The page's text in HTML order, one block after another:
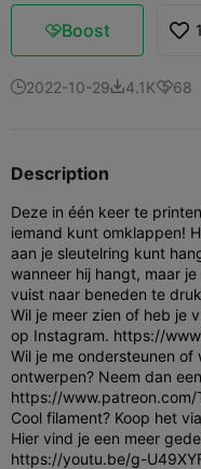
Boost
2022-10-294.1K68
Description
Deze in één keer te
iemand kunt omklappen!
aan je sleutelring kunt
wanneer hij hangt, maar
vuist naar beneden te
Wil je meer zien of heb je
op Instagram. https://
Wil je me ondersteunen
ontwerpen? Neem dan
https://www.patreon.com/
Cool filament? Koop het
Hier vind je een meer
https://youtu.be/g-